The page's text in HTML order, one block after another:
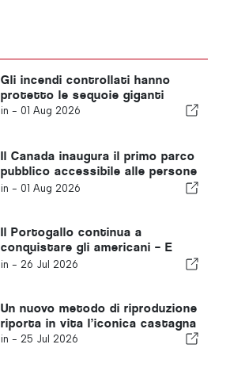
Gli incendi controllati hanno
protetto le sequoie giganti
in - 01 Aug 2026
Il Canada inaugura il primo parco
pubblico accessibile alle persone
affette da demenza
in - 01 Aug 2026
Il Portogallo continua a
conquistare gli americani – E
non è solo per via del sole
in - 26 Jul 2026
Un nuovo metodo di riproduzione
riporta in vita l’iconica castagna
in - 25 Jul 2026